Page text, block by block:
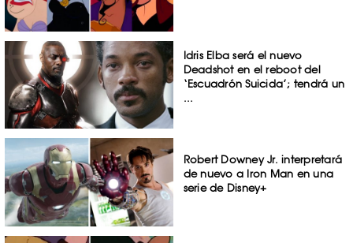
Idris Elba será el nuevo
Deadshot en el reboot del
‘Escuadrón Suicida’; tendrá un
...
Robert Downey Jr. interpretará
de nuevo a Iron Man en una
serie de Disney+